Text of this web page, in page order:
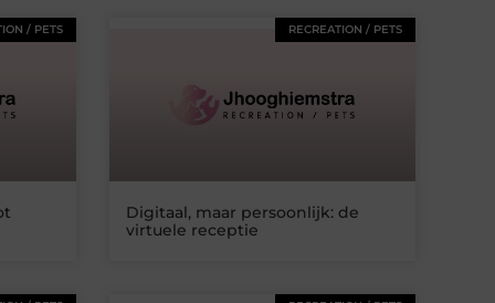
/ PETS RECREATION / PETS
Digitaal, maar persoonlijk: de
virtuele receptie